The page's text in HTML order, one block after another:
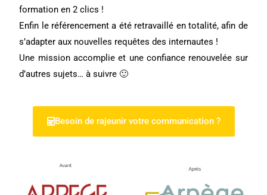
formation en 2 clics !
Enfin le référencement a été retravaillé en totalité, afin de
s’adapter aux nouvelles requêtes des internautes !
Une mission accomplie et une confiance renouvelée sur
d’autres sujets… à suivre 🙂
Besoin de rajeunir votre communication ?